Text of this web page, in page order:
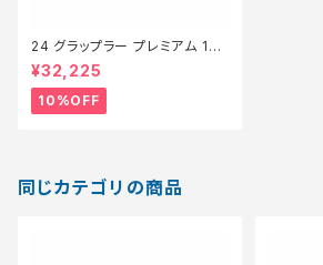
24 グラップラー プレミアム 151
XG【継続セール_リール】【10】
¥32,225
10%OFF
同じカテゴリの商品